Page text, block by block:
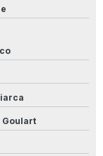
Goulart